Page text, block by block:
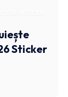
Sticker